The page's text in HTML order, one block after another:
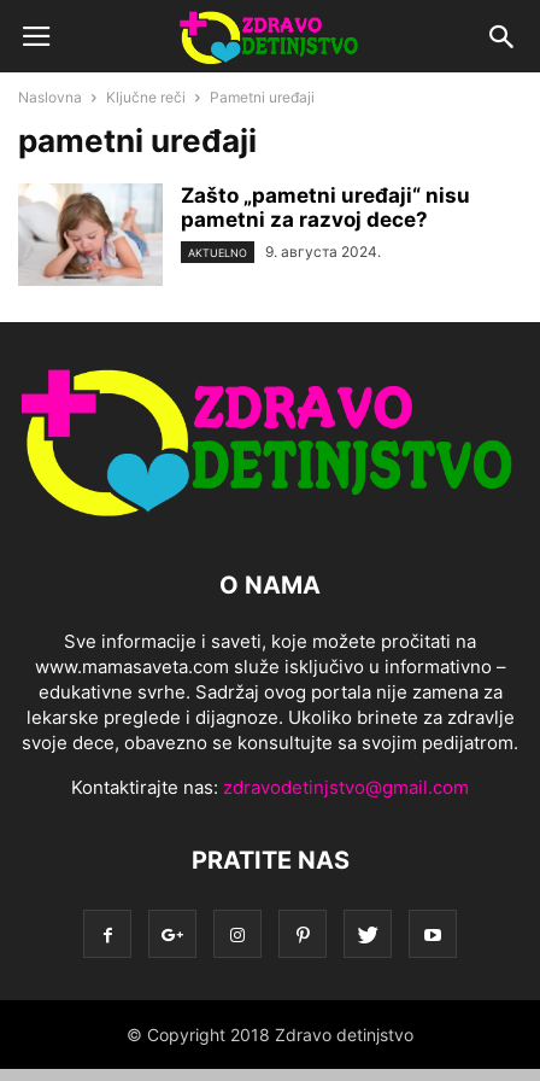
Naslovna Ključne reči Pametni uređaji
pametni uređaji
Zašto „pametni uređaji“ nisu
pametni za razvoj dece?
AKTUELNO 9. августа 2024.
O NAMA
Sve informacije i saveti, koje možete pročitati na
www.mamasaveta.com služe isključivo u informativno –
edukativne svrhe. Sadržaj ovog portala nije zamena za
lekarske preglede i dijagnoze. Ukoliko brinete za zdravlje
svoje dece, obavezno se konsultujte sa svojim pedijatrom.
Kontaktirajte nas: zdravodetinjstvo@gmail.com
PRATITE NAS
© Copyright 2018 Zdravo detinjstvo